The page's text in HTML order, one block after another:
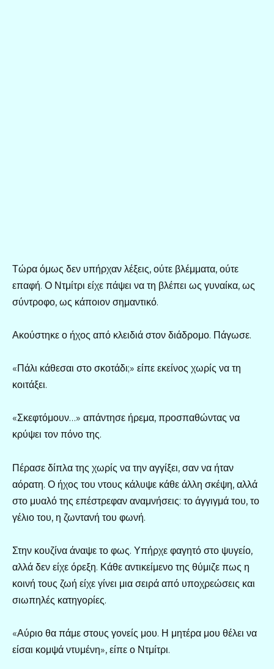
Τώρα όμως δεν υπήρχαν λέξεις, ούτε βλέμματα, ούτε
επαφή. Ο Ντμίτρι είχε πάψει να τη βλέπει ως γυναίκα, ως
σύντροφο, ως κάποιον σημαντικό.
Ακούστηκε ο ήχος από κλειδιά στον διάδρομο. Πάγωσε.
«Πάλι κάθεσαι στο σκοτάδι;» είπε εκείνος χωρίς να τη
κοιτάξει.
«Σκεφτόμουν…» απάντησε ήρεμα, προσπαθώντας να
κρύψει τον πόνο της.
Πέρασε δίπλα της χωρίς να την αγγίξει, σαν να ήταν
αόρατη. Ο ήχος του ντους κάλυψε κάθε άλλη σκέψη, αλλά
στο μυαλό της επέστρεφαν αναμνήσεις: το άγγιγμά του, το
γέλιο του, η ζωντανή του φωνή.
Στην κουζίνα άναψε το φως. Υπήρχε φαγητό στο ψυγείο,
αλλά δεν είχε όρεξη. Κάθε αντικείμενο της θύμιζε πως η
κοινή τους ζωή είχε γίνει μια σειρά από υποχρεώσεις και
σιωπηλές κατηγορίες.
«Αύριο θα πάμε στους γονείς μου. Η μητέρα μου θέλει να
είσαι κομψά ντυμένη», είπε ο Ντμίτρι.